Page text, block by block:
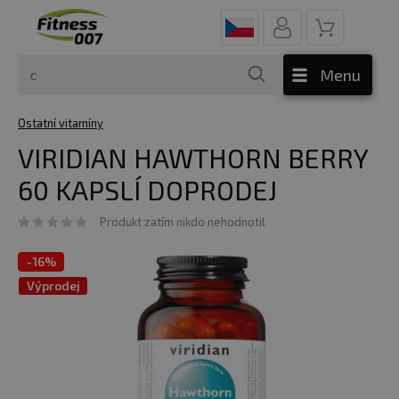
Menu
Ostatní vitamíny
VIRIDIAN HAWTHORN BERRY
60 KAPSLÍ DOPRODEJ
Produkt zatím nikdo nehodnotil
-16%
Výprodej